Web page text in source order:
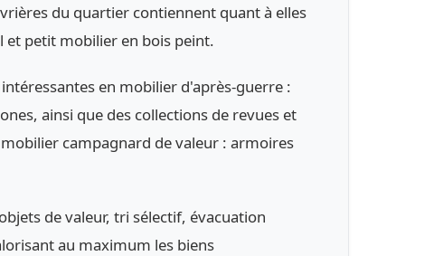
du quartier contiennent quant à elles
et petit mobilier en bois peint.
en mobilier d'après-guerre :
ainsi que des collections de revues et
campagnard de valeur : armoires
de valeur, tri sélectif, évacuation
au maximum les biens